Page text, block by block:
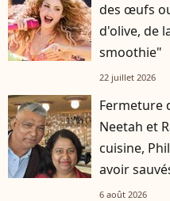
des œufs
d'olive, de
smoothie"
22 juillet 2026
Fermeture
Neetah et
cuisine,
avoir
6 août 2026